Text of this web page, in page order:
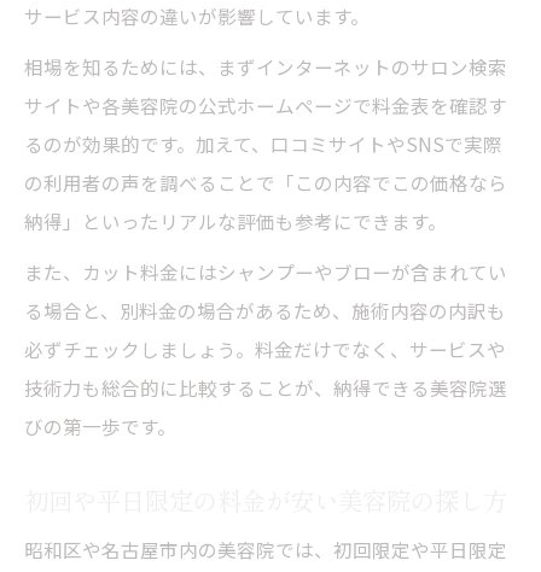
サービス内容の違いが影響しています。
相場を知るためには、まずインターネットのサロン検索
サイトや各美容院の公式ホームページで料金表を確認す
るのが効果的です。加えて、口コミサイトやSNSで実際
の利用者の声を調べることで「この内容でこの価格なら
納得」といったリアルな評価も参考にできます。
また、カット料金にはシャンプーやブローが含まれてい
る場合と、別料金の場合があるため、施術内容の内訳も
必ずチェックしましょう。料金だけでなく、サービスや
技術力も総合的に比較することが、納得できる美容院選
びの第一歩です。
昭和区や名古屋市内の美容院では、初回限定や平日限定